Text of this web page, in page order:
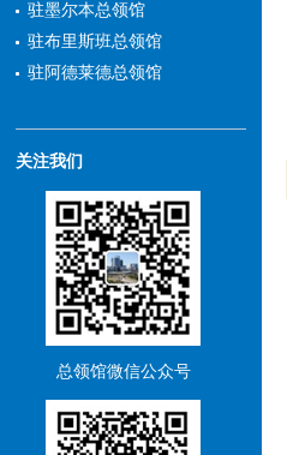
驻墨尔本总领馆
驻布里斯班总领馆
驻阿德莱德总领馆
关注我们
总领馆微信公众号